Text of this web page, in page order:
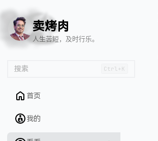
🙌
🐟
🏖️
卖烤肉
人生苦短，及时行乐。
搜索 Ctrl+K
首页
我的